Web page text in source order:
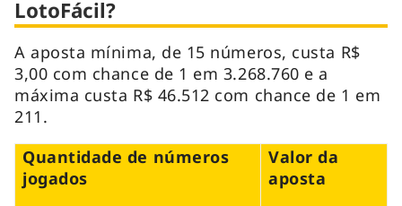
LotoFácil?
A aposta mínima, de 15 números, custa R$
3,00 com chance de 1 em 3.268.760 e a
máxima custa R$ 46.512 com chance de 1 em
211.
Quantidade de números
jogados
Valor da
aposta